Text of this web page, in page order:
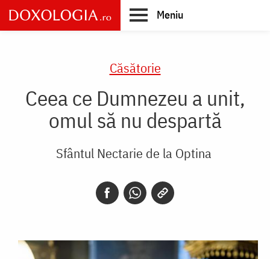
Skip
to
main
Meniu
Căsătorie
Ceea ce Dumnezeu a unit,
omul să nu despartă
Sfântul Nectarie de la Optina